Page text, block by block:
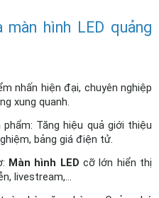
hình LED quảng
nhấn hiện đại, chuyên nghiệp
xung quanh.
Tăng hiệu quả giới thiệu
bảng giá điện tử.
Màn hình LED cỡ lớn hiển thị
livestream,...